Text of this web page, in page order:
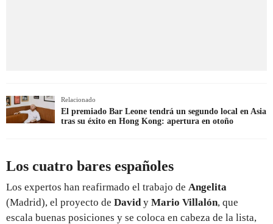
Relacionado
El premiado Bar Leone tendrá un segundo local en Asia
tras su éxito en Hong Kong: apertura en otoño
Los cuatro bares españoles
Los expertos han reafirmado el trabajo de Angelita
(Madrid), el proyecto de Davidy Mario Villalón, que
escala buenas posiciones y se coloca en cabeza de la lista,